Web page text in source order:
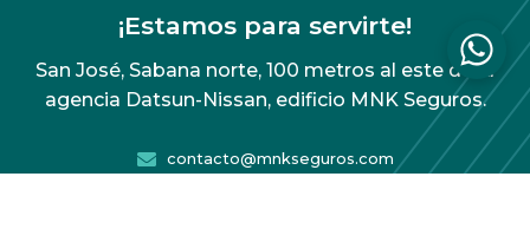
¡Estamos para servirte!
San José, Sabana norte, 100 metros al este de la
agencia Datsun-Nissan, edificio MNK Seguros.
contacto@mnkseguros.com